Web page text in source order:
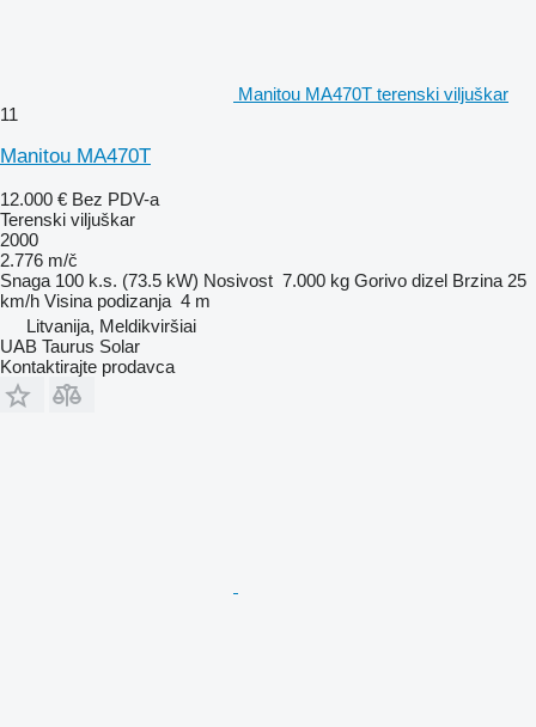
Manitou MA470T terenski viljuškar
11
Manitou MA470T
12.000 € Bez PDV-a
Terenski viljuškar
2000
2.776 m/č
Snaga 100 k.s. (73.5 kW) Nosivost 7.000 kg Gorivo dizel Brzina 25
km/h Visina podizanja 4 m
Litvanija, Meldikviršiai
UAB Taurus Solar
Kontaktirajte prodavca